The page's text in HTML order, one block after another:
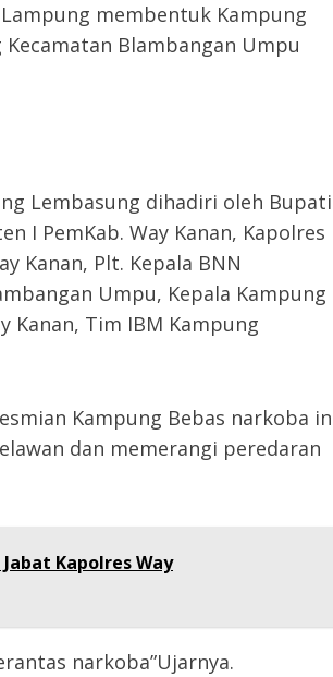
membentuk Kampung
Blambangan Umpu
Lembasung dihadiri oleh Bupati
I PemKab. Way Kanan, Kapolres
Kanan, Plt. Kepala BNN
Umpu, Kepala Kampung
Kanan, Tim IBM Kampung
Kampung Bebas narkoba
dan memerangi peredaran
Kapolres Way
narkoba”Ujarnya.